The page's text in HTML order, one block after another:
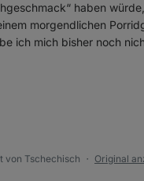
haben
morgendlichen
ich mich bisher noch
von Tschechisch ●
Original